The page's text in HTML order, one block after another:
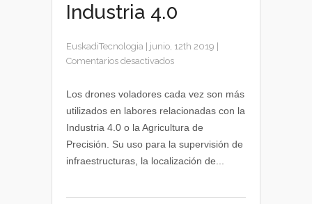
Industria 4.0
EuskadiTecnologia junio, 12th 2019
Comentarios desactivadosen
drones
impacto
en
la
Los drones voladores cada vez son más
utilizados en labores relacionadas con la
Industria 4.0 o la Agricultura de
Precisión. Su uso para la supervisión de
infraestructuras, la localización de...